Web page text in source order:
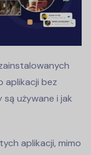
aplikacji bez
używane i jak
aplikacji, mimo